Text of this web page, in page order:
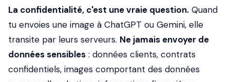
La confidentialité, c'est une vraie question. Quand
tu envoies une image à ChatGPT ou Gemini, elle
transite par leurs serveurs. Ne jamais envoyer de
données sensibles : données clients, contrats
confidentiels, images comportant des données